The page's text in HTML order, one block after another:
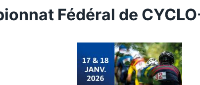
Fédéral de